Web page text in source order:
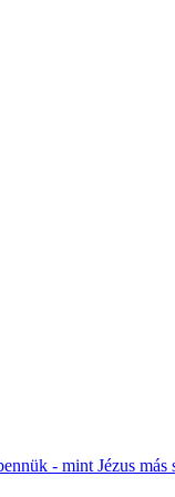
- mint Jézus